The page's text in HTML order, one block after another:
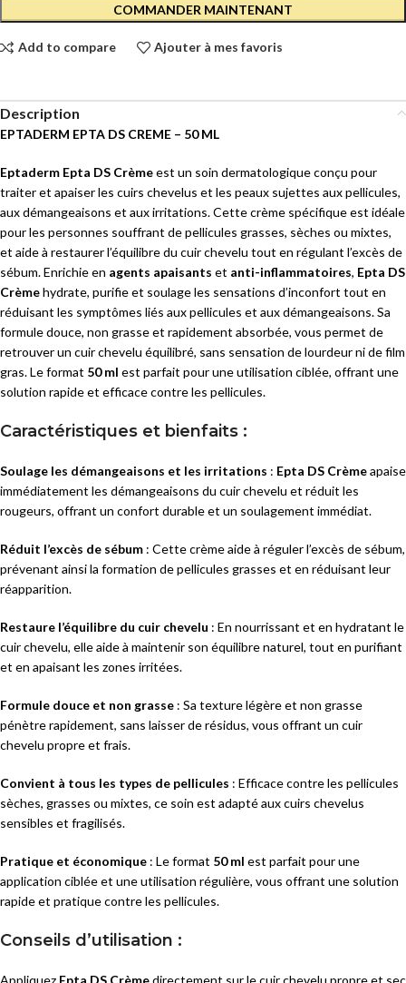
COMMANDER MAINTENANT
Add to compare Ajouter à mes favoris
Description
EPTADERM EPTA DS CREME – 50 ML
Eptaderm Epta DS Crèmeest un soin dermatologique conçu pour
traiter et apaiser les cuirs chevelus et les peaux sujettes aux pellicules,
aux démangeaisons et aux irritations. Cette crème spécifique est idéale
pour les personnes souffrant de pellicules grasses, sèches ou mixtes,
et aide à restaurer l’équilibre du cuir chevelu tout en régulant l’excès de
sébum. Enrichie en agents apaisants et anti-inflammatoires, Epta DS
Crèmehydrate, purifie et soulage les sensations d’inconfort tout en
réduisant les symptômes liés aux pellicules et aux démangeaisons. Sa
formule douce, non grasse et rapidement absorbée, vous permet de
retrouver un cuir chevelu équilibré, sans sensation de lourdeur ni de film
gras. Le format 50 ml est parfait pour une utilisation ciblée, offrant une
solution rapide et efficace contre les pellicules.
Caractéristiques et bienfaits :
Soulage les démangeaisons et les irritations : Epta DS Crèmeapaise
immédiatement les démangeaisons du cuir chevelu et réduit les
rougeurs, offrant un confort durable et un soulagement immédiat.
Réduit l’excès de sébum : Cette crème aide à réguler l’excès de sébum,
prévenant ainsi la formation de pellicules grasses et en réduisant leur
réapparition.
Restaure l’équilibre du cuir chevelu : En nourrissant et en hydratant le
cuir chevelu, elle aide à maintenir son équilibre naturel, tout en purifiant
et en apaisant les zones irritées.
Formule douce et non grasse : Sa texture légère et non grasse
pénètre rapidement, sans laisser de résidus, vous offrant un cuir
chevelu propre et frais.
Convient à tous les types de pellicules : Efficace contre les pellicules
sèches, grasses ou mixtes, ce soin est adapté aux cuirs chevelus
sensibles et fragilisés.
Pratique et économique : Le format 50 ml est parfait pour une
application ciblée et une utilisation régulière, vous offrant une solution
rapide et pratique contre les pellicules.
Conseils d’utilisation :
Appliquez Epta DS Crèmedirectement sur le cuir chevelu propre et sec